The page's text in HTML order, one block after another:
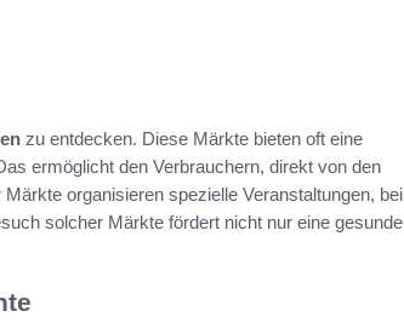
zu entdecken. Diese Märkte bieten oft eine
ermöglicht den Verbrauchern, direkt von den
organisieren spezielle Veranstaltungen, bei
solcher Märkte fördert nicht nur eine gesunde